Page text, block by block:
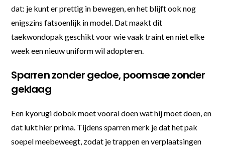
dat: je kunt er prettig in bewegen, en het blijft ook nog
enigszins fatsoenlijk in model. Dat maakt dit
taekwondopak geschikt voor wie vaak traint en niet elke
week een nieuw uniform wil adopteren.
Sparren zonder gedoe, poomsae zonder
geklaag
Een kyorugi dobok moet vooral doen wat hij moet doen, en
dat lukt hier prima. Tijdens sparren merk je dat het pak
soepel meebeweegt, zodat je trappen en verplaatsingen